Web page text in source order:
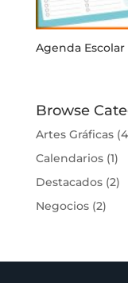
Agenda
Browse
Artes Gráficas
Calendarios(1)
Destacados(2)
Negocios(2)